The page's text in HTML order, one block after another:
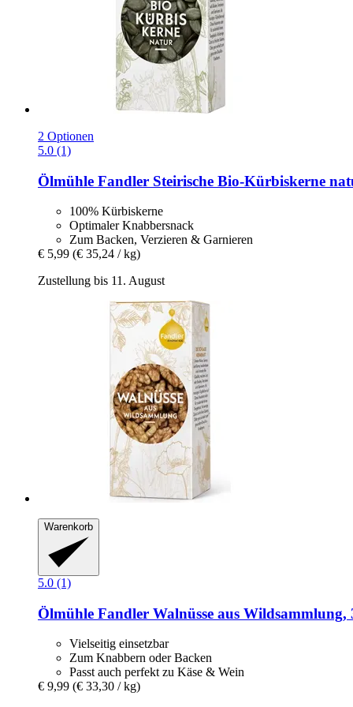
2 Optionen
5.0 (1)
Ölmühle Fandler Steirische Bio-​Kürbiskerne
100% Kürbiskerne
Optimaler Knabbersnack
Zum Backen, Verzieren & Garnieren
€ 5,99 (€ 35,24 / kg)
Zustellung bis 11. August
Warenkorb
5.0 (1)
Ölmühle Fandler Walnüsse aus Wildsammlung,
Vielseitig einsetzbar
Zum Knabbern oder Backen
Passt auch perfekt zu Käse & Wein
€ 9,99 (€ 33,30 / kg)